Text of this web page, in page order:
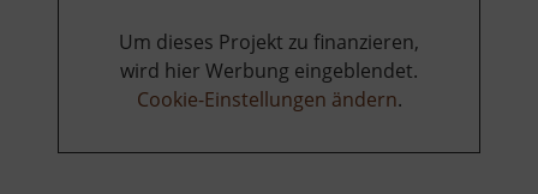
Um dieses Projekt zu finanzieren,
wird hier Werbung eingeblendet.
Cookie-Einstellungen ändern.